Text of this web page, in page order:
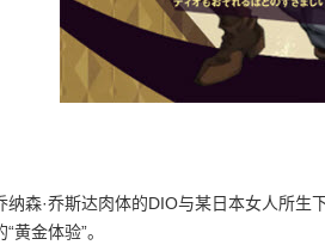
森·乔斯达肉体的DIO与某日本女人所
黄金体验”。